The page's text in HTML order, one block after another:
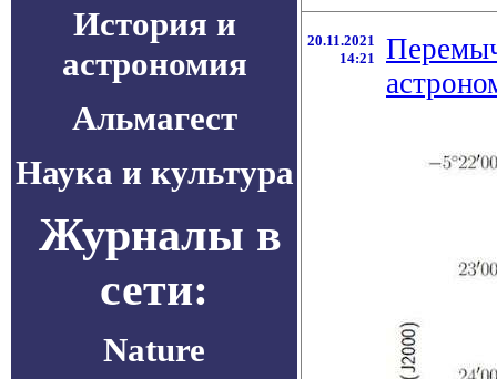
История и
астрономия
Альмагест
Наука и культура
Журналы в
сети:
Nature
20.11.2021
14:21